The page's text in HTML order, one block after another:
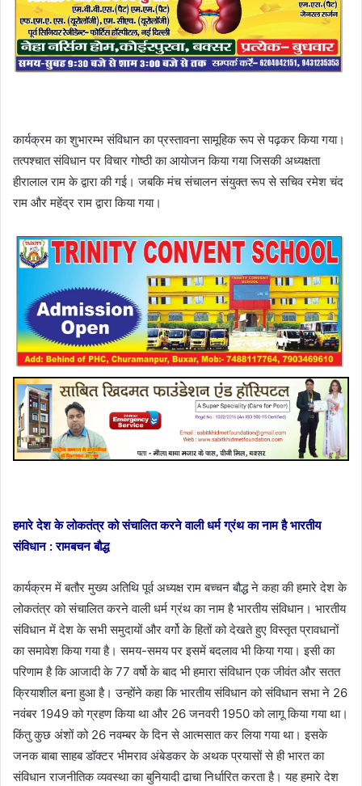
कार्यक्रम का शुभारम्भ संविधान का प्रस्तावना सामूहिक रूप से पढ़कर किया गया।
तत्पश्चात संविधान पर विचार गोष्ठी का आयोजन किया गया जिसकी अध्यक्षता
हीरालाल राम के द्वारा की गई। जबकि मंच संचालन संयुक्त रूप से सचिव रमेश चंद
राम और महेंद्र राम द्वारा किया गया।
हमारे देश के लोकतंत्र को संचालित करने वाली धर्म ग्रंथ का नाम है भारतीय
संविधान : रामबचन बौद्ध
कार्यक्रम में बतौर मुख्य अतिथि पूर्व अध्यक्ष राम बच्चन बौद्ध ने कहा की हमारे देश के
लोकतंत्र को संचालित करने वाली धर्म ग्रंथ का नाम है भारतीय संविधान। भारतीय
संविधान में देश के सभी समुदायों और वर्गो के हितों को देखते हुए विस्तृत प्रावधानों
का समावेश किया गया है। समय-समय पर इसमें बदलाव भी किया गया। इसी का
परिणाम है कि आजादी के 77 वर्षो के बाद भी हमारा संविधान एक जीवंत और सतत
क्रियाशील बना हुआ है। उन्होंने कहा कि भारतीय संविधान को संविधान सभा ने 26
नवंबर 1949 को ग्रहण किया था और 26 जनवरी 1950 को लागू किया गया था।
किंतु कुछ अंशों को 26 नवम्बर के दिन से आत्मसात कर लिया गया था। इसके
जनक बाबा साहब डॉक्टर भीमराव अंबेडकर के अथक प्रयासों से ही भारत का
संविधान राजनीतिक व्यवस्था का बुनियादी ढाचा निर्धारित करता है। यह हमारे देश